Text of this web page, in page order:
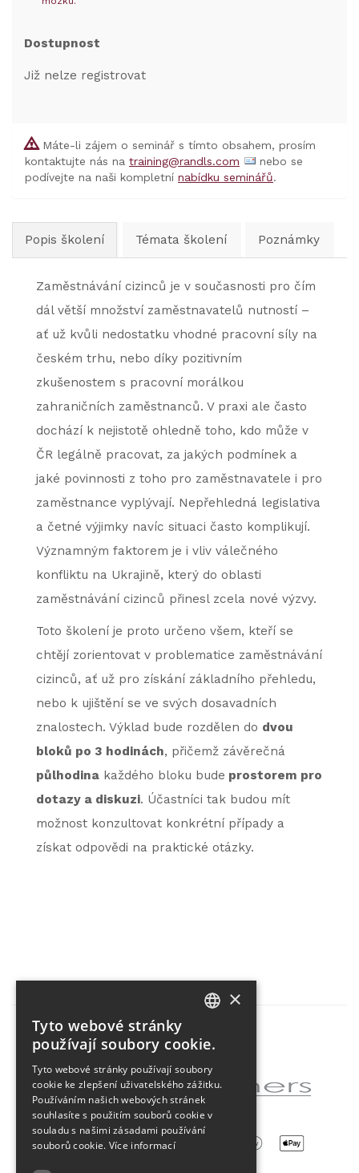
Dostupnost
Již nelze registrovat
Máte-li zájem o seminář s tímto obsahem, prosím
kontaktujte nás na training@randls.com
nebo se
podívejte na naši kompletní nabídku seminářů.
Popis školení Témata školení Poznámky
Zaměstnávání cizinců je v současnosti pro čím
dál větší množství zaměstnavatelů nutností –
ať už kvůli nedostatku vhodné pracovní síly na
českém trhu, nebo díky pozitivním
zkušenostem s pracovní morálkou
zahraničních zaměstnanců. V praxi ale často
dochází k nejistotě ohledně toho, kdo může v
ČR legálně pracovat, za jakých podmínek a
jaké povinnosti z toho pro zaměstnavatele i pro
zaměstnance vyplývají. Nepřehledná legislativa
a četné výjimky navíc situaci často komplikují.
Významným faktorem je i vliv válečného
konfliktu na Ukrajině, který do oblasti
zaměstnávání cizinců přinesl zcela nové výzvy.
Toto školení je proto určeno všem, kteří se
chtějí zorientovat v problematice zaměstnávání
cizinců, ať už pro získání základního přehledu,
nebo k ujištění se ve svých dosavadních
znalostech. Výklad bude rozdělen do dvou
bloků po 3 hodinách, přičemž závěrečná
půlhodina každého bloku bude prostorem pro
dotazy a diskuzi. Účastníci tak budou mít
možnost konzultovat konkrétní případy a
získat odpovědi na praktické otázky.
Partner projektu
×
Tyto webové stránky
používají soubory cookie.
Tyto webové stránky používají soubory
cookie ke zlepšení uživatelského zážitku.
Používáním našich webových stránek
souhlasíte s použitím souborů cookie v
souladu s našimi zásadami používání
souborů cookie. Více informací